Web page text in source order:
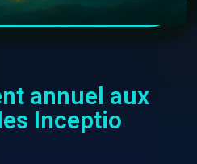
annuel aux
Inceptio